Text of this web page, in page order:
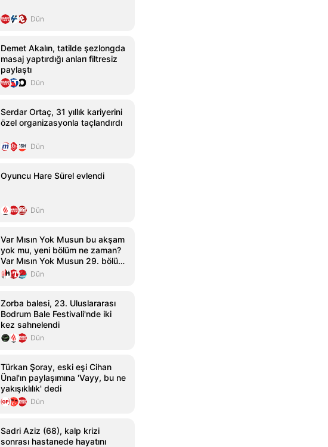
Dün
Demet Akalın, tatilde şezlongda
masaj yaptırdığı anları filtresiz
paylaştı
Dün
Serdar Ortaç, 31 yıllık kariyerini
özel organizasyonla taçlandırdı
Dün
Oyuncu Hare Sürel evlendi
Dün
Var Mısın Yok Musun bu akşam
yok mu, yeni bölüm ne zaman?
Var Mısın Yok Musun 29. bölüm
fragmanıDün
Zorba balesi, 23. Uluslararası
Bodrum Bale Festivali'nde iki
kez sahnelendi
Dün
Türkan Şoray, eski eşi Cihan
Ünal'ın paylaşımına 'Vayy, bu ne
yakışıklılık' dedi
Dün
Sadri Aziz (68), kalp krizi
sonrası hastanede hayatını